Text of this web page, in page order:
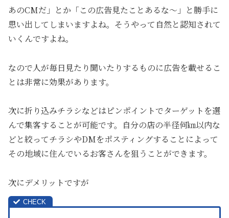
あのCMだ」とか「この広告見たことあるな～」と勝手に
思い出してしまいますよね。そうやって自然と認知されて
いくんですよね。
なので人が毎日見たり聞いたりするものに広告を載せるこ
とは非常に効果があります。
次に折り込みチラシなどはピンポイントでターゲットを選
んで集客することが可能です。自分の店の半径何㎞以内な
どと絞ってチラシやDMをポスティングすることによって
その地域に住んでいるお客さんを狙うことができます。
次にデメリットですが